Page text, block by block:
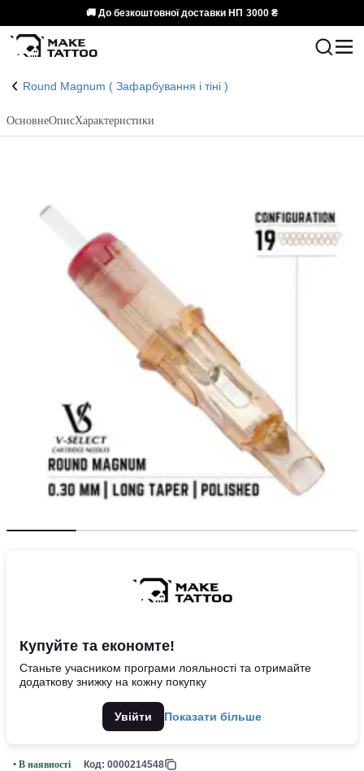
🚚 До безкоштовної доставки НП 3000 ₴
Round Magnum ( Зафарбування і тіні )
ОсновнеОписХарактеристики
Купуйте та економте!
Станьте учасником програми лояльності та отримайте
додаткову знижку на кожну покупку
Увійти Показати більше
• В наявності Код: 0000214548